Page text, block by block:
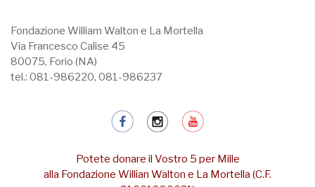
Fondazione William Walton e La Mortella
Via Francesco Calise 45
80075, Forio (NA)
tel.: 081-986220, 081-986237
Potete donare il Vostro 5 per Mille
alla Fondazione Willian Walton e La Mortella (C.F.